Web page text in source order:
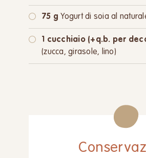
75 g Yogurt di soia al
1 cucchiaio (+q.b. per
(zucca, girasole, lino)